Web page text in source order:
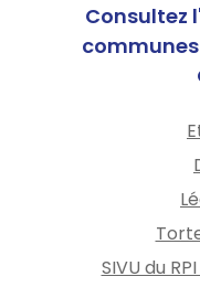
Consultez
SIVU du